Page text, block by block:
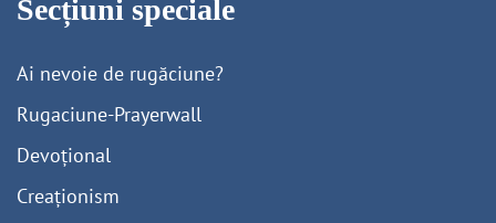
Secțiuni speciale
Ai nevoie de rugăciune?
Rugaciune-Prayerwall
Devoțional
Creaționism